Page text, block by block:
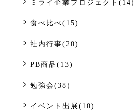
ミライ企業プロジェクト(14)
食べ比べ(15)
社内行事(20)
PB商品(13)
勉強会(38)
イベント出展(10)